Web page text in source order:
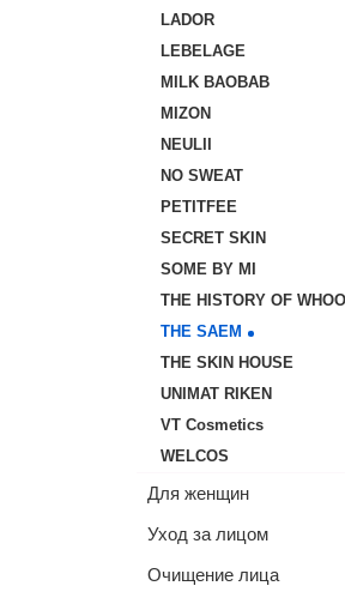
LADOR
LEBELAGE
MILK BAOBAB
MIZON
NEULII
NO SWEAT
PETITFEE
SECRET SKIN
SOME BY MI
THE HISTORY OF WHOO
THE SAEM
THE SKIN HOUSE
UNIMAT RIKEN
VT Cosmetics
WELCOS
Для женщин
Уход за лицом
Очищение лица